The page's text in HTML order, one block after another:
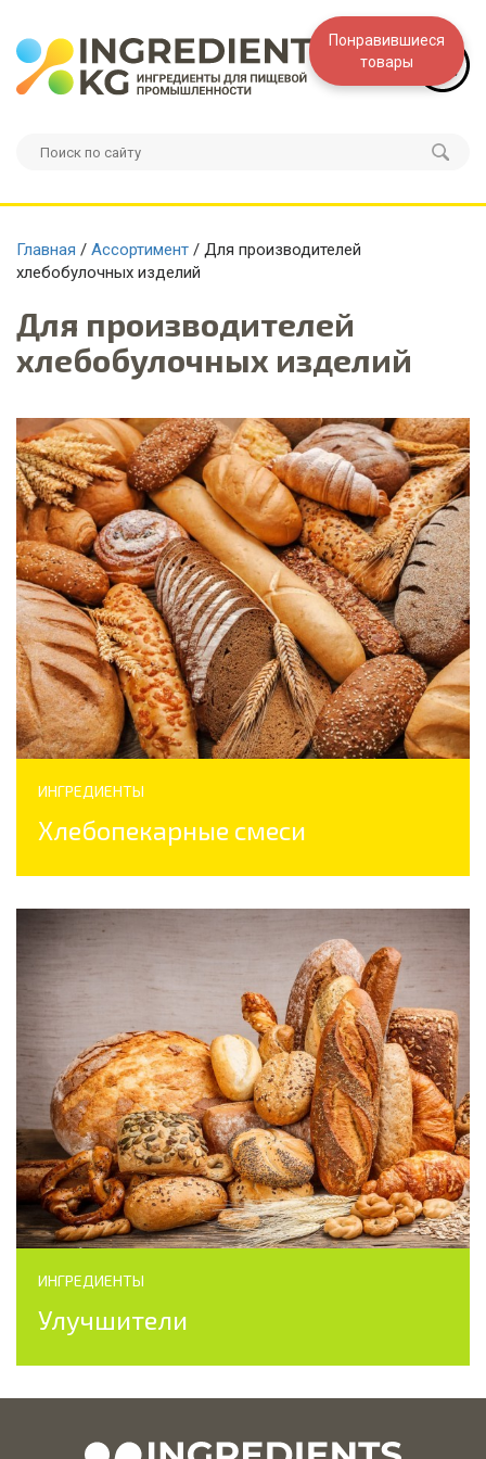
Главная / Ассортимент / Для производителей
хлебобулочных изделий
Для производителей
хлебобулочных изделий
ИНГРЕДИЕНТЫ
Хлебопекарные смеси
ИНГРЕДИЕНТЫ
Улучшители
Понравившиеся
товары